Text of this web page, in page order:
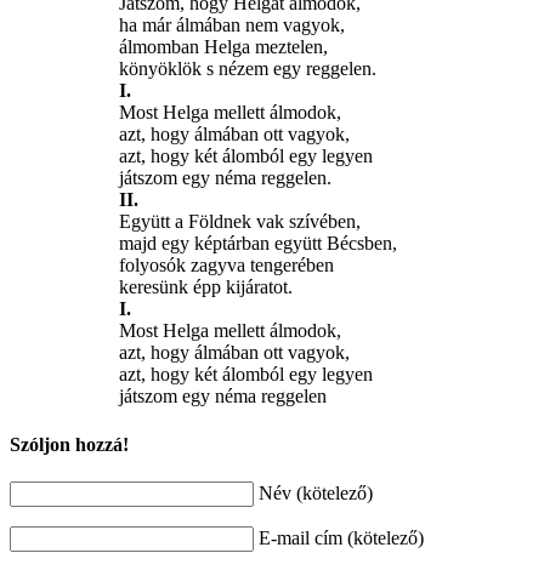
ha már álmában nem vagyok,
álmomban Helga meztelen,
könyöklök s nézem egy reggelen.
I.
Most Helga mellett álmodok,
azt, hogy álmában ott vagyok,
azt, hogy két álomból egy legyen
játszom egy néma reggelen.
II.
Együtt a Földnek vak szívében,
majd egy képtárban együtt Bécsben,
folyosók zagyva tengerében
keresünk épp kijáratot.
I.
Most Helga mellett álmodok,
azt, hogy álmában ott vagyok,
azt, hogy két álomból egy legyen
játszom egy néma reggelen
Szóljon hozzá!
Név (kötelező)
E-mail cím (kötelező)